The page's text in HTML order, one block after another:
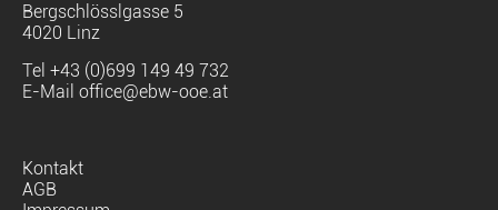
Bergschlösslgasse 5
4020 Linz
Tel +43 (0)699 149 49 732
E-Mail office@ebw-ooe.at
Navigation
überspringen
Kontakt
AGB